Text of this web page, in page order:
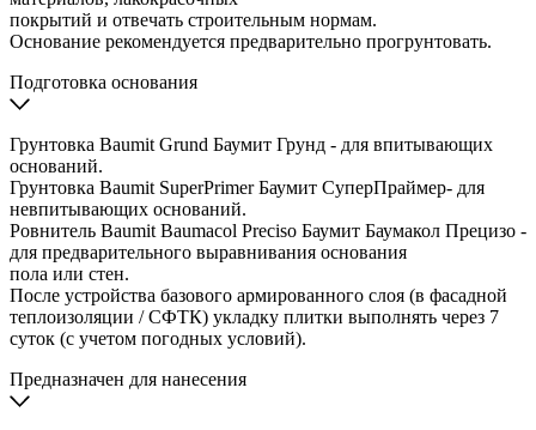
покрытий и отвечать строительным нормам.
Основание рекомендуется предварительно прогрунтовать.
Подготовка основания
Грунтовка Baumit Grund Баумит Грунд - для впитывающих
оснований.
Грунтовка Baumit SuperPrimer Баумит СуперПраймер- для
невпитывающих оснований.
Ровнитель Baumit Baumacol Preciso Баумит Баумакол Прецизо -
для предварительного выравнивания основания
пола или стен.
После устройства базового армированного слоя (в фасадной
теплоизоляции / СФТК) укладку плитки выполнять через 7
суток (с учетом погодных условий).
Предназначен для нанесения